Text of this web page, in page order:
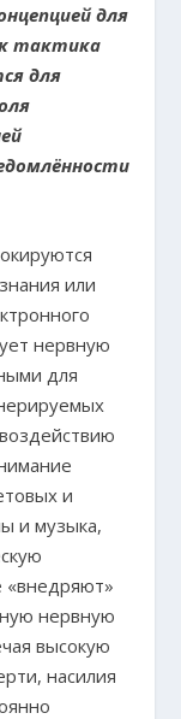
для
тактика
для
или
нервную
для
и
и музыка,
нервную
высокую
насилия